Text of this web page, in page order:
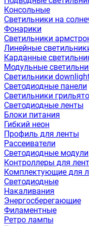
Консольные
Светильники на
Фонарики
Светильники
Линейные
Карданные
Модульные
Светильники
Светодиодные панели
Светильники грильято
Светодиодные ленты
Блоки питания
Гибкий неон
Профиль для ленты
Рассеиватели
Светодиодные модули
Контроллеры для лент
Комплектующие для
Светодиодные
Накаливания
Энергосберегающие
Филаментные
Ретро лампы